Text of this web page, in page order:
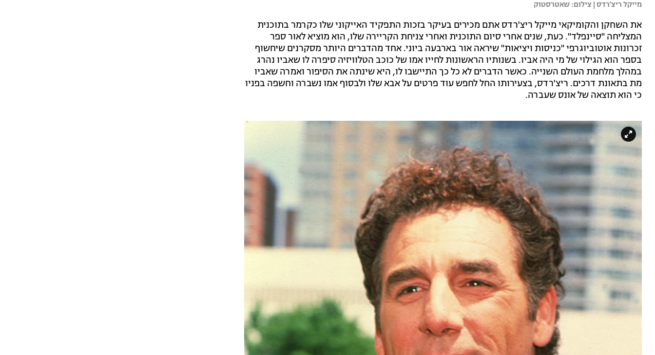
מייקל ריצ'רדס | צילום: שאטרסטוק
את השחקן והקומיקאי מייקל ריצ'רדס אתם מכירים בעיקר בזכות התפקיד האייקוני שלו כקרמר בתוכנית
המצליחה "סיינפלד". כעת, שנים אחרי סיום התוכנית ואחרי צניחת הקריירה שלו, הוא מוציא לאור ספר
זכרונות אוטוביוגרפי "כניסות ויציאות" שיראה אור בארבעה ביוני. אחד מהדברים היותר מסקרנים שיחשוף
בספר הוא הגילוי של מי היה אביו. בשנותיו הראשונות לחייו אמו של כוכב הטלוויזיה סיפרה לו שאביו נהרג
במהלך מלחמת העולם השנייה. כאשר הדברים לא כל כך התיישבו לו, היא שינתה את הסיפור ואמרה שאביו
מת בתאונת דרכים. ריצ'רדס, בצעירותו החל לחפש עוד פרטים על אבא שלו ולבסוף אמו נשברה וחשפה בפניו
כי הוא תוצאה של אונס שעברה.